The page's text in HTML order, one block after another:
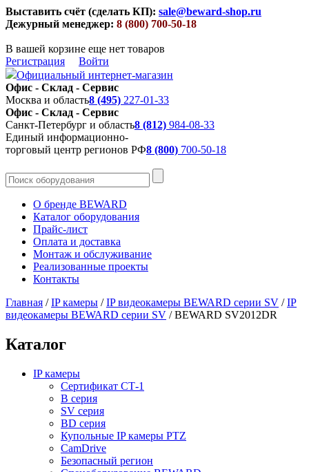
Выставить счёт (сделать КП): sale@beward-shop.ru
Дежурный менеджер: 8 (800) 700-50-18
В вашей корзине еще нет товаров
Регистрация
Войти
Официальный интернет-магазин
Офис - Склад - Сервис
Москва и область8 (495) 227-01-33
Офис - Склад - Сервис
Санкт-Петербург и область8 (812) 984-08-33
Единый информационно-
торговый центр регионов РФ8 (800) 700-50-18
О бренде BEWARD
Каталог оборудования
Прайс-лист
Оплата и доставка
Монтаж и обслуживание
Реализованные проекты
Контакты
Главная /IP камеры /IP видеокамеры BEWARD серии SV /IP
видеокамеры BEWARD серии SV /BEWARD SV2012DR
Каталог
IP камеры
Сертификат СТ-1
B серия
SV серия
BD серия
Купольные IP камеры PTZ
CamDrive
Безопасный регион